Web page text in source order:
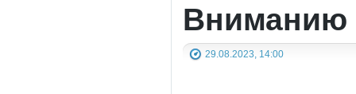
Вниманию
29.08.2023, 14:00